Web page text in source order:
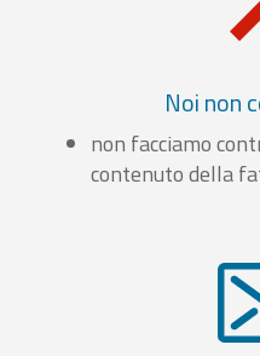
Noi non
non facciamo
contenuto della